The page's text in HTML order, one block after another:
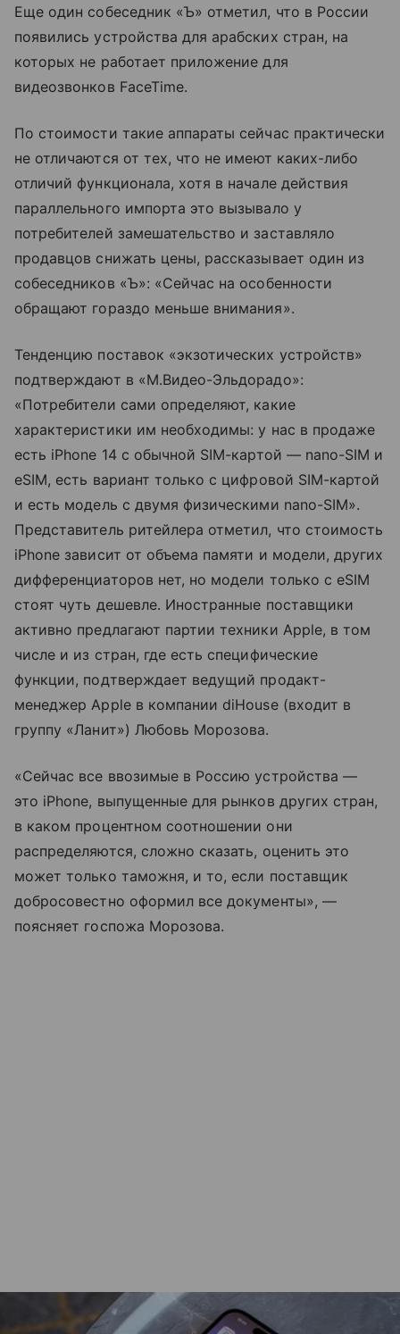
Еще один собеседник «Ъ» отметил, что в России
появились устройства для арабских стран, на
которых не работает приложение для
видеозвонков FaceTime.
По стоимости такие аппараты сейчас практически
не отличаются от тех, что не имеют каких-либо
отличий функционала, хотя в начале действия
параллельного импорта это вызывало у
потребителей замешательство и заставляло
продавцов снижать цены, рассказывает один из
собеседников «Ъ»: «Сейчас на особенности
обращают гораздо меньше внимания».
Тенденцию поставок «экзотических устройств»
подтверждают в «М.Видео-Эльдорадо»:
«Потребители сами определяют, какие
характеристики им необходимы: у нас в продаже
есть iPhone 14 с обычной SIM-картой — nano-SIM и
eSIM, есть вариант только с цифровой SIM-картой
и есть модель с двумя физическими nano-SIM».
Представитель ритейлера отметил, что стоимость
iPhone зависит от объема памяти и модели, других
дифференциаторов нет, но модели только с eSIM
стоят чуть дешевле. Иностранные поставщики
активно предлагают партии техники Apple, в том
числе и из стран, где есть специфические
функции, подтверждает ведущий продакт-
менеджер Apple в компании diHouse (входит в
группу «Ланит») Любовь Морозова.
«Сейчас все ввозимые в Россию устройства —
это iPhone, выпущенные для рынков других стран,
в каком процентном соотношении они
распределяются, сложно сказать, оценить это
может только таможня, и то, если поставщик
добросовестно оформил все документы», —
поясняет госпожа Морозова.